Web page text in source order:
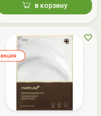
в корзину
aкция